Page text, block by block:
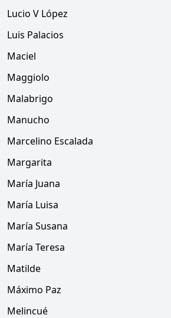
Lucio V López
Luis Palacios
Maciel
Maggiolo
Malabrigo
Manucho
Marcelino Escalada
Margarita
María Juana
María Luisa
María Susana
María Teresa
Matilde
Máximo Paz
Melincué